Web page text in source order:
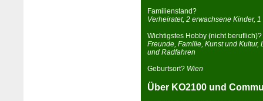
Fa­mi­li­enstand?
Verheiratet, 2 erwachsene Kinder,
Wichtigstes Hobby (nicht beruflich)?
Freunde, Familie, Kunst und Kultur,
und Radfahren
Geburtsort? Wien
Über KO2100 und